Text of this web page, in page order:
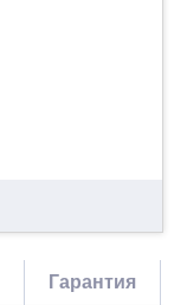
Гарантия